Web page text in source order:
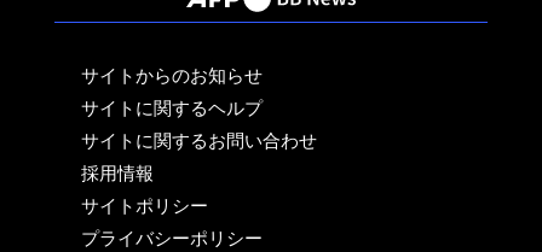
サイトからのお知らせ
サイトに関するヘルプ
サイトに関するお問い合わせ
採用情報
サイトポリシー
プライバシーポリシー